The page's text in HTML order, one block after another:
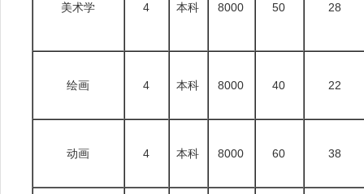
美术学 4 本科 8000 50 28
绘画 4 本科 8000 40 22
动画 4 本科 8000 60 38